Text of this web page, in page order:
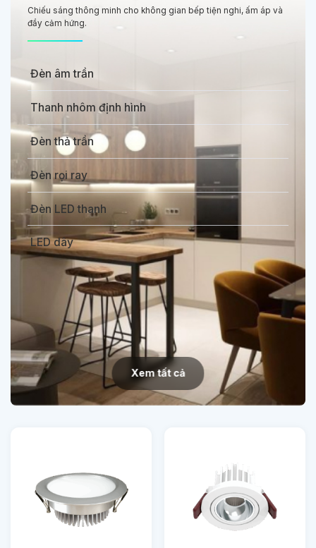
Chiếu sáng thông minh cho không gian bếp tiện nghi, ấm áp và
đầy cảm hứng.
Đèn âm trần
Thanh nhôm định hình
Đèn thả trần
Đèn rọi ray
Đèn LED thanh
LED dây
Xem tất cả